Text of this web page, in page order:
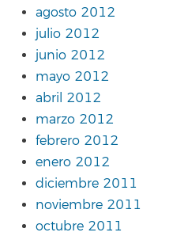
agosto 2012
julio 2012
junio 2012
mayo 2012
abril 2012
marzo 2012
febrero 2012
enero 2012
diciembre 2011
noviembre 2011
octubre 2011